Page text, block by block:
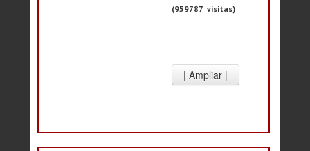
(959787 visitas)